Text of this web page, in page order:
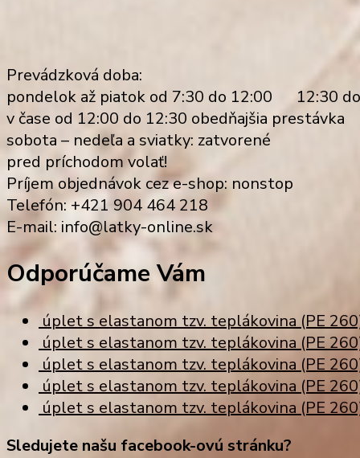
Prevádzková doba:
pondelok až piatok od 7:30 do 12:00 12:30
v čase od 12:00 do 12:30 obedňajšia prestávka
sobota – nedeľa a sviatky: zatvorené
pred príchodom volať!
Príjem objednávok cez e-shop: nonstop
Telefón: +421 904 464 218
E-mail: info@latky-online.sk
Odporúčame Vám
úplet s elastanom tzv. teplákovina (PE
úplet s elastanom tzv. teplákovina (PE
úplet s elastanom tzv. teplákovina (PE
úplet s elastanom tzv. teplákovina (PE
úplet s elastanom tzv. teplákovina (PE
Sledujete našu facebook-ovú stránku?